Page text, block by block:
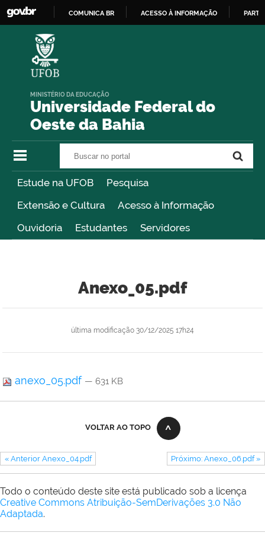
COMUNICA BR ACESSO À INFORMAÇÃO
Universidade Federal do
Oeste da Bahia
MINISTÉRIO DA EDUCAÇÃO
Estude na UFOB
Pesquisa
Extensão e Cultura
Acesso à Informação
Ouvidoria
Estudantes Servidores
Anexo_05.pdf
última modificação 30/12/2025 17h24
anexo_05.pdf — 631 KB
VOLTAR AO TOPO
« Anterior Anexo_04.pdf Próximo: Anexo_06.pdf »
Todo o conteúdo deste site está publicado sob a licença
Creative Commons Atribuição-SemDerivações 3.0 Não
Adaptada.